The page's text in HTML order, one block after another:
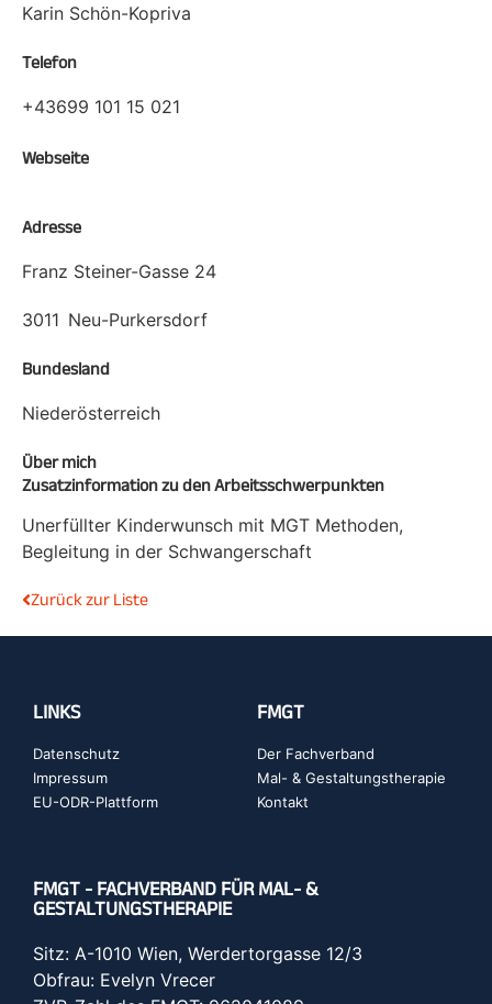
Karin Schön-Kopriva
Telefon
+43699 101 15 021
Webseite
Adresse
Franz Steiner-Gasse 24
3011 Neu-Purkersdorf
Bundesland
Niederösterreich
Über mich
Zusatzinformation zu den Arbeitsschwerpunkten
Unerfüllter Kinderwunsch mit MGT Methoden,
Begleitung in der Schwangerschaft
Zurück zur Liste
LINKS
Datenschutz
Impressum
EU-ODR-Plattform
FMGT
Der Fachverband
Mal- & Gestaltungstherapie
Kontakt
FMGT - FACHVERBAND FÜR MAL- &
GESTALTUNGSTHERAPIE
Sitz: A-1010 Wien, Werdertorgasse 12/3
Obfrau: Evelyn Vrecer